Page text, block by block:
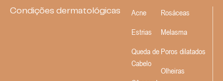
Condições dermatológicas
Acne
Estrias
Queda de
Cabelo
Rosáceas
Melasma
Poros dilatados
Olheiras